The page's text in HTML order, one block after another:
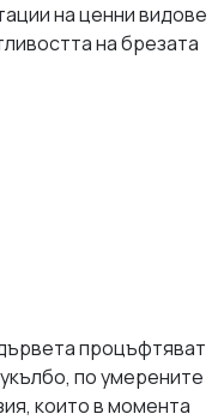
на ценни видове
на брезата
процъфтяват
по умерените
които в момента